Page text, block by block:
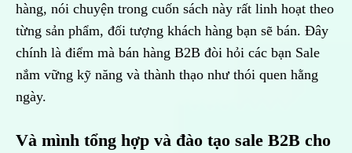
hàng, nói chuyện trong cuốn sách này rất linh hoạt theo
từng sản phẩm, đối tượng khách hàng bạn sẽ bán. Đây
chính là điểm mà bán hàng B2B đòi hỏi các bạn Sale
nắm vững kỹ năng và thành thạo như thói quen hằng
ngày.
Và mình tổng hợp và đào tạo sale B2B cho